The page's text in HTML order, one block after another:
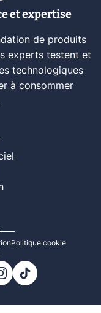
et expertise
de produits
experts testent et
technologiques
à consommer
Politique cookie